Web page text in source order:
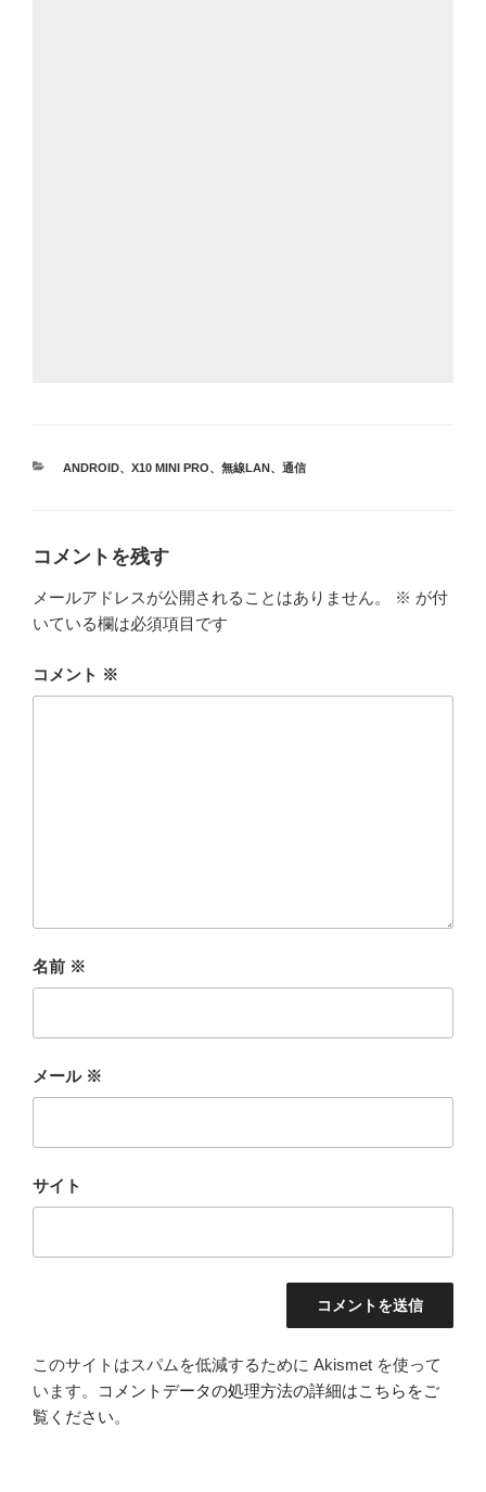
カ
ANDROID、 X10 MINI PRO、 無線LAN、 通信
コメントを残す
メールアドレスが公開されることはありません。 ※ が付
いている欄は必須項目です
コメント ※
名前 ※
メール ※
サイト
このサイトはスパムを低減するために Akismet を使って
います。
コメントデータの処理方法の詳細はこちらをご
覧ください。